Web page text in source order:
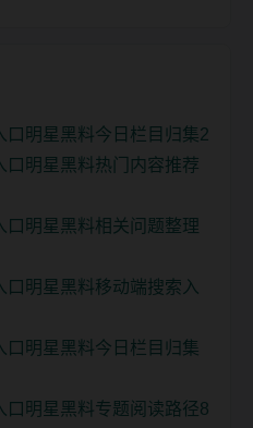
口明星黑料今日栏目归集2
口明星黑料热门内容推荐
口明星黑料相关问题整理
口明星黑料移动端搜索入
口明星黑料今日栏目归集
口明星黑料专题阅读路径8